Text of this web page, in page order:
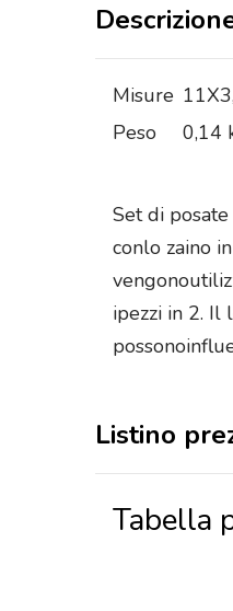
Misure
Peso
0,14
Set di
conlo zaino
ipezzi in 2. Il
Listino
Tabella